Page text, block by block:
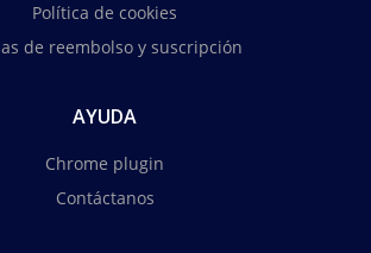
Política de cookies
de reembolso y suscripción
AYUDA
Chrome plugin
Contáctanos